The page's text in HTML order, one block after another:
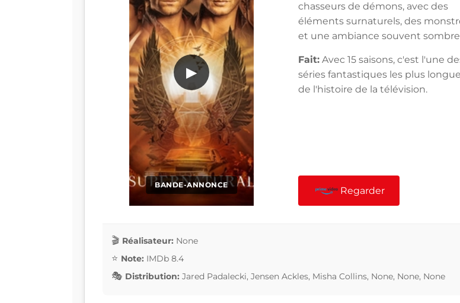
BANDE-ANNONCE
▶
chasseurs de démons, avec des
éléments surnaturels, des
et une ambiance souvent
Fait: Avec 15 saisons, c'est l'une
séries fantastiques les plus
de l'histoire de la télévision.
Regarder
Réalisateur: None
Note: IMDb 8.4
Distribution: Jared Padalecki, Jensen Ackles, Misha Collins, None, None, None